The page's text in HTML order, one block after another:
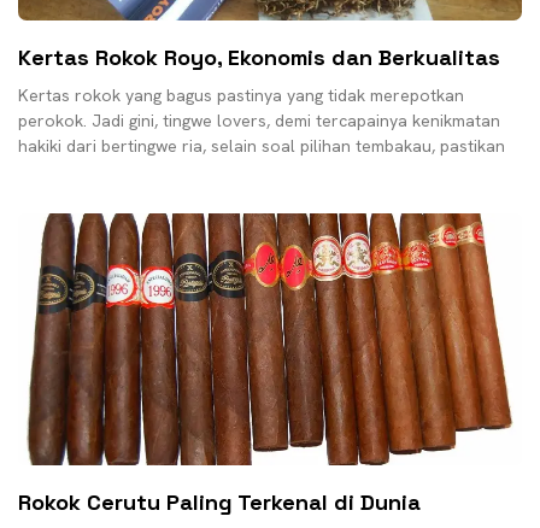
Kertas Rokok Royo, Ekonomis dan Berkualitas
Kertas rokok yang bagus pastinya yang tidak merepotkan
perokok. Jadi gini, tingwe lovers, demi tercapainya kenikmatan
hakiki dari bertingwe ria, selain soal pilihan tembakau, pastikan
Rokok Cerutu Paling Terkenal di Dunia